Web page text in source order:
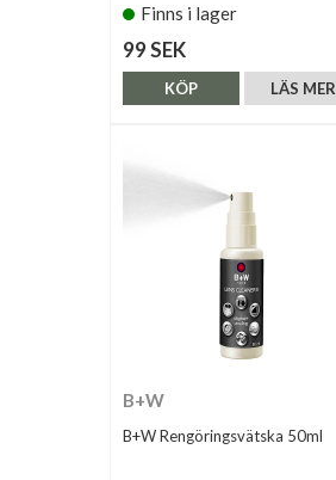
Finns i lager
99 SEK
LÄS MER
KÖP
B+W
B+W Rengöringsvätska 50ml